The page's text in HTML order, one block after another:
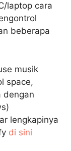
laptop cara
beberapa
musik
space,
dengan
lengkapinya
di sini